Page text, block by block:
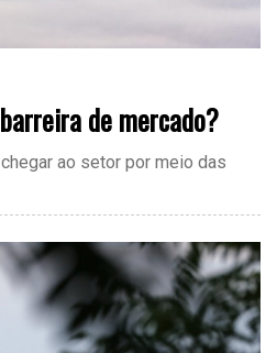
de mercado?
ao setor por meio das